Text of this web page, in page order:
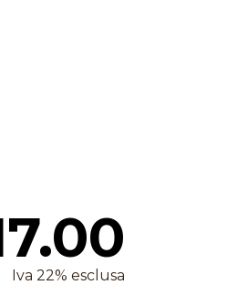
Iva 22% esclusa